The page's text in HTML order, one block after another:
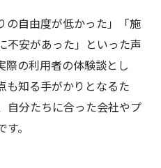
の自由度が低かった」「施
不安があった」といった声
際の利用者の体験談とし
も知る手がかりとなるた
自分たちに合った会社やプ
。